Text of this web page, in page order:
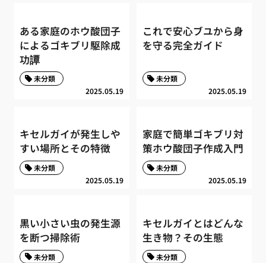
ある家庭のホウ酸団子
によるゴキブリ駆除成
功譚
2025.05.19
未分類
これで安心ブユから身
を守る完全ガイド
2025.05.19
未分類
キセルガイが発生しや
すい場所とその特徴
2025.05.19
未分類
家庭で簡単ゴキブリ対
策ホウ酸団子作成入門
2025.05.19
未分類
黒い小さい虫の発生源
を断つ掃除術
未分類
キセルガイとはどんな
生き物？その生態
未分類